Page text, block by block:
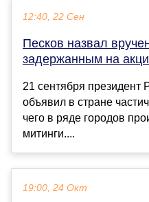
12:40, 22 Сен
Песков назвал
задержанным на
21 сентября президент
объявил в стране
чего в ряде городов
митинги....
19:00, 24 Окт